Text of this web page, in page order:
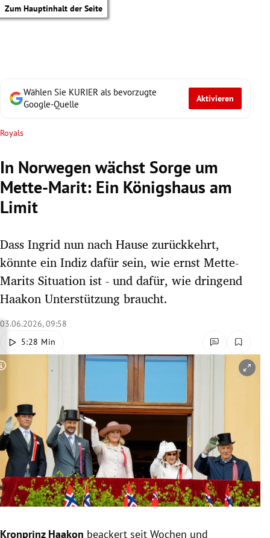
Zum Hauptinhalt der Seite
Untermenü
Untermenü
Untermenü
Untermenü
Untermenü
Untermenü
Untermenü
Wählen Sie KURIER als bevorzugte
Google-Quelle
Aktivieren
Royals
In Norwegen wächst Sorge um
Mette-Marit: Ein Königshaus am
Limit
Dass Ingrid nun nach Hause zurückkehrt,
könnte ein Indiz dafür sein, wie ernst Mette-
Marits Situation ist - und dafür, wie dringend
Haakon Unterstützung braucht.
03.06.2026, 09:58
5:28 Min
Copyright-Hinweis öffnen/schließen
Kronprinz Haakon beackert seit Wochen und